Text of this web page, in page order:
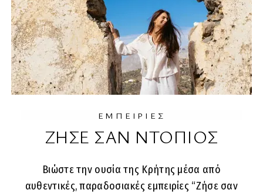
ΕΜΠΕΙΡΙΕΣ
ΖΗΣΕ ΣΑΝ ΝΤΟΠΙΟΣ
Βιώστε την ουσία της Κρήτης μέσα από
αυθεντικές, παραδοσιακές εμπειρίες “Ζήσε σαν